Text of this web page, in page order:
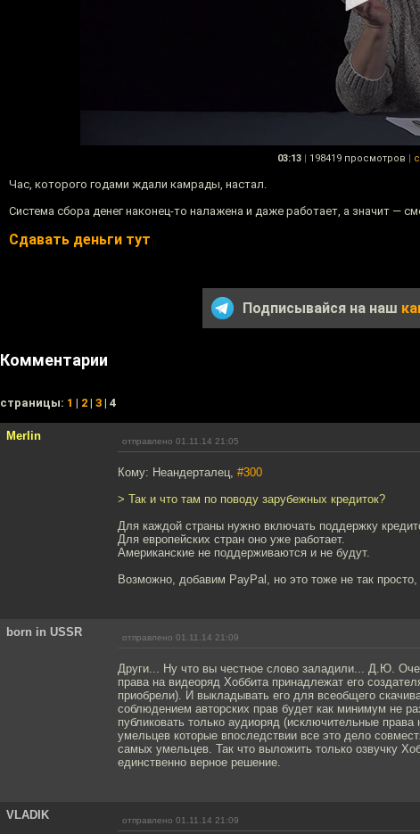
03:13 | 198419 просмотров |
Час, которого годами ждали камрады, настал.
Система сбора денег наконец-то налажена и даже работает, а значит —
Сдавать деньги тут
Подписывайся на наш
Комментарии
cтраницы: 1 | 2 | 3 | 4
Merlin отправлено 01.11.14 21:05
Кому: Неандерталец, #300
> Так и что там по поводу зарубежных кредиток?
Для каждой страны нужно включать поддержку
Для европейских стран оно уже работает.
Американские не поддерживаются и не будут.
Возможно, добавим PayPal, но это тоже не так просто,
bоrn in USSR отправлено 01.11.14 21:09
Други... Ну что вы честное слово заладили... Д.Ю.
права на видеоряд Хоббита принадлежат его
приобрели). И выкладывать его для всеобщего
соблюдением авторских прав будет как минимум не
публиковать только аудиоряд (исключительные
умельцев которые впоследствии все это дело
самых умельцев. Так что выложить только озвучку
единственно верное решение.
VLADIK отправлено 01.11.14 21:09